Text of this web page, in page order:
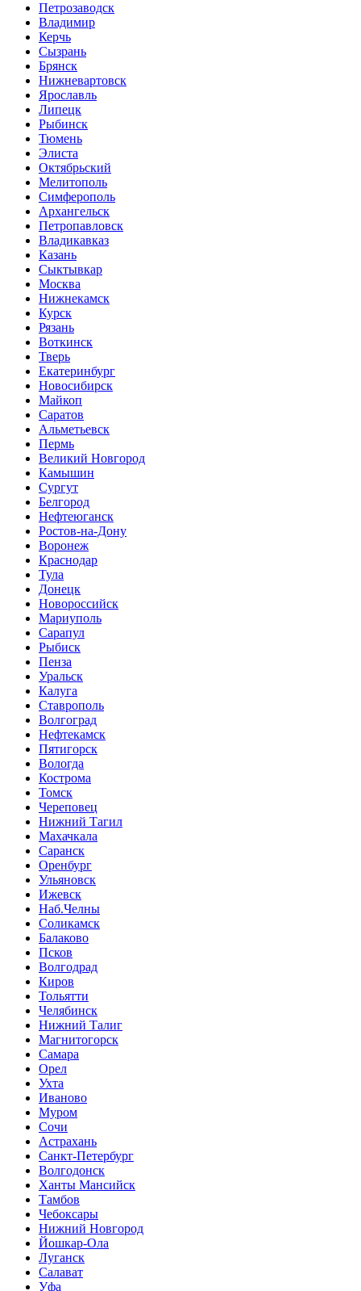
Петрозаводск
Владимир
Керчь
Сызрань
Брянск
Нижневартовск
Ярославль
Липецк
Рыбинск
Тюмень
Элиста
Октябрьский
Мелитополь
Симферополь
Архангельск
Петропавловск
Владикавказ
Казань
Сыктывкар
Москва
Нижнекамск
Курск
Рязань
Воткинск
Тверь
Екатеринбург
Новосибирск
Майкоп
Саратов
Альметьевск
Пермь
Великий Новгород
Камышин
Сургут
Белгород
Нефтеюганск
Ростов-на-Дону
Воронеж
Краснодар
Тула
Донецк
Новороссийск
Мариуполь
Сарапул
Рыбиск
Пенза
Уральск
Калуга
Ставрополь
Волгоград
Нефтекамск
Пятигорск
Вологда
Кострома
Томск
Череповец
Нижний Тагил
Махачкала
Саранск
Оренбург
Ульяновск
Ижевск
Наб.Челны
Соликамск
Балаково
Псков
Волгодрад
Киров
Тольятти
Челябинск
Нижний Талиг
Магнитогорск
Самара
Орел
Ухта
Иваново
Муром
Сочи
Астрахань
Санкт-Петербург
Волгодонск
Ханты Мансийск
Тамбов
Чебоксары
Нижний Новгород
Йошкар-Ола
Луганск
Салават
Уфа